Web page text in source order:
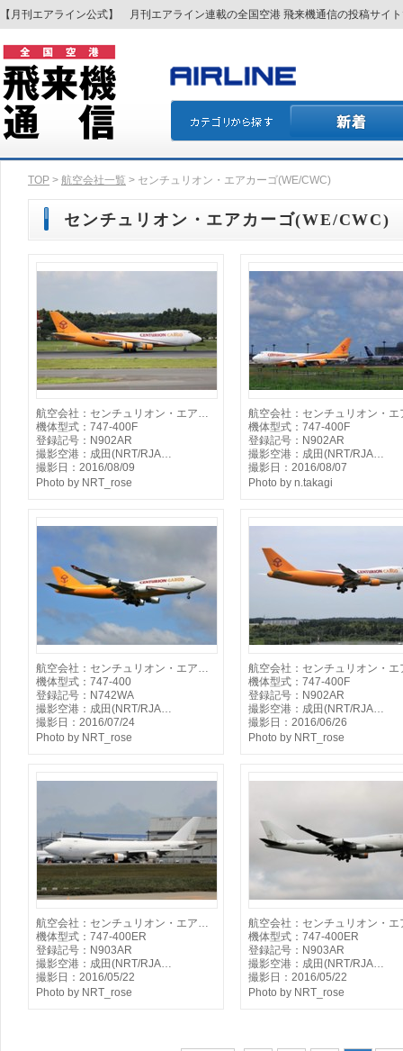
【月刊エアライン公式】 月刊エアライン連載の全国空港 飛来機通信の投稿サイ
TOP > 航空会社一覧 > センチュリオン・エアカーゴ(WE/CWC)
センチュリオン・エアカーゴ(WE/CWC)
航空会社：センチュリオン・エア…
機体型式：747-400F
登録記号：N902AR
撮影空港：成田(NRT/RJA…
撮影日：2016/08/09
Photo by NRT_rose
航空会社：センチュリオン・
機体型式：747-400F
登録記号：N902AR
撮影空港：成田(NRT/RJA…
撮影日：2016/08/07
Photo by n.takagi
航空会社：センチュリオン・エア…
機体型式：747-400
登録記号：N742WA
撮影空港：成田(NRT/RJA…
撮影日：2016/07/24
Photo by NRT_rose
航空会社：センチュリオン・
機体型式：747-400F
登録記号：N902AR
撮影空港：成田(NRT/RJA…
撮影日：2016/06/26
Photo by NRT_rose
航空会社：センチュリオン・エア…
機体型式：747-400ER
登録記号：N903AR
撮影空港：成田(NRT/RJA…
撮影日：2016/05/22
Photo by NRT_rose
航空会社：センチュリオン・
機体型式：747-400ER
登録記号：N903AR
撮影空港：成田(NRT/RJA…
撮影日：2016/05/22
Photo by NRT_rose